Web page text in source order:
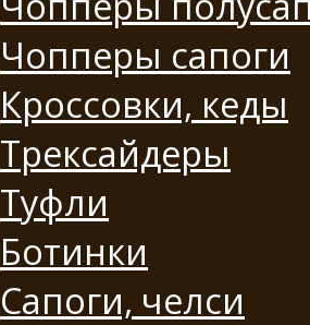
Чопперы сапоги
Кроссовки, кеды
Трексайдеры
Туфли
Ботинки
Сапоги, челси